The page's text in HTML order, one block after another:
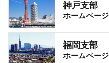
神戸支部
ホームページ
福岡支部
ホームページ